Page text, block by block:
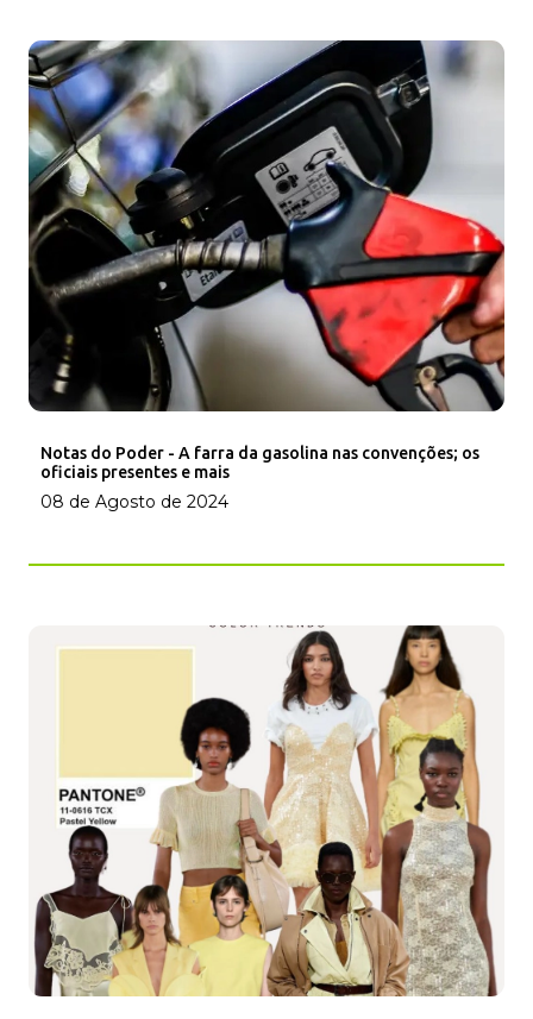
Notas do Poder - A farra da gasolina nas convenções; os
oficiais presentes e mais
08 de Agosto de 2024